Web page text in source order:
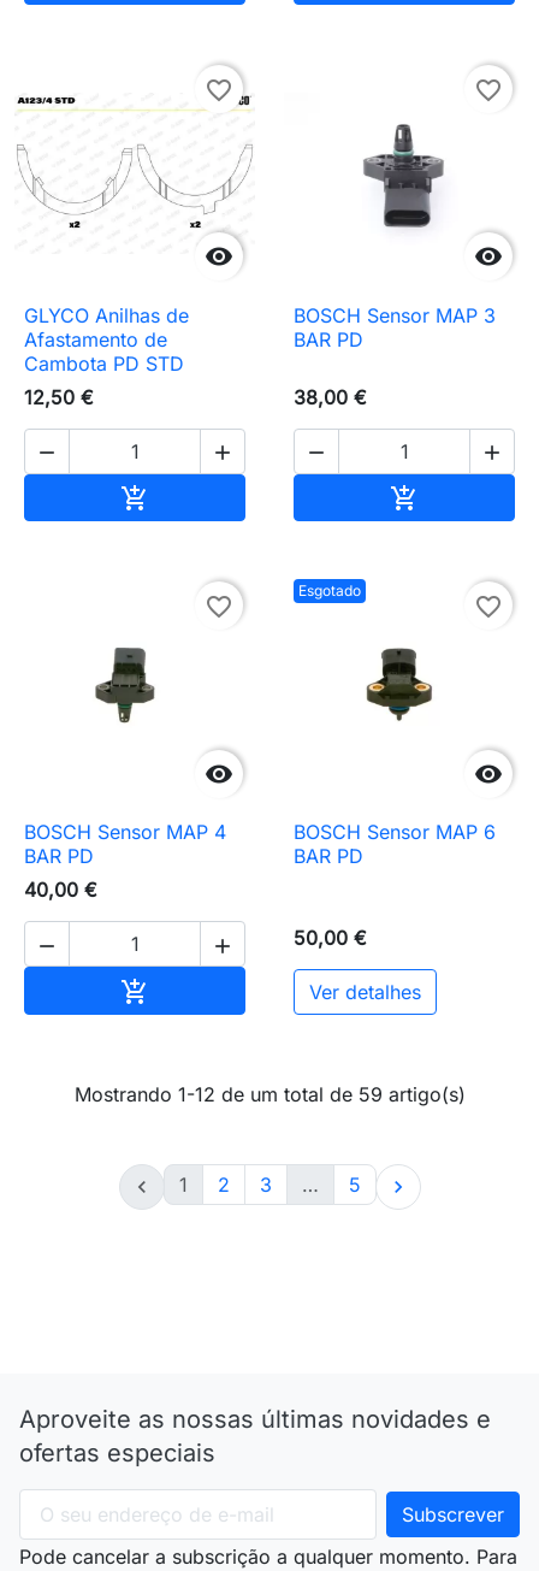

favorite_border
GLYCO Anilhas de
Afastamento de
Cambota PD STD
12,50 €
 


favorite_border
BOSCH Sensor MAP 3
BAR PD
38,00 €
 


favorite_border
BOSCH Sensor MAP 4
BAR PD
40,00 €
 
 Adicionar ao carrinho
Esgotado

favorite_border
BOSCH Sensor MAP 6
BAR PD
50,00 €
Ver detalhes
Mostrando 1-12 de um total de 59 artigo(s)
 1 2 3 … 5 
Aproveite as nossas últimas novidades e
ofertas especiais
Pode cancelar a subscrição a qualquer momento. Para